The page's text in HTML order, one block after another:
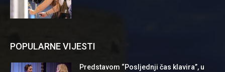
POPULARNE VIJESTI
Predstavom “Posljednji čas klavira”, u